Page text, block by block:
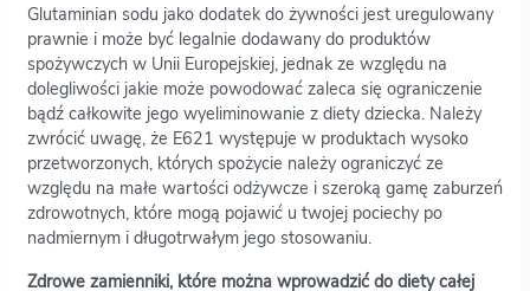
Glutaminian sodu jako dodatek do żywności jest uregulowany
prawnie i może być legalnie dodawany do produktów
spożywczych w Unii Europejskiej, jednak ze względu na
dolegliwości jakie może powodować zaleca się ograniczenie
bądź całkowite jego wyeliminowanie z diety dziecka. Należy
zwrócić uwagę, że E621 występuje w produktach wysoko
przetworzonych, których spożycie należy ograniczyć ze
względu na małe wartości odżywcze i szeroką gamę zaburzeń
zdrowotnych, które mogą pojawić u twojej pociechy po
nadmiernym i długotrwałym jego stosowaniu.
Zdrowe zamienniki, które można wprowadzić do diety całej